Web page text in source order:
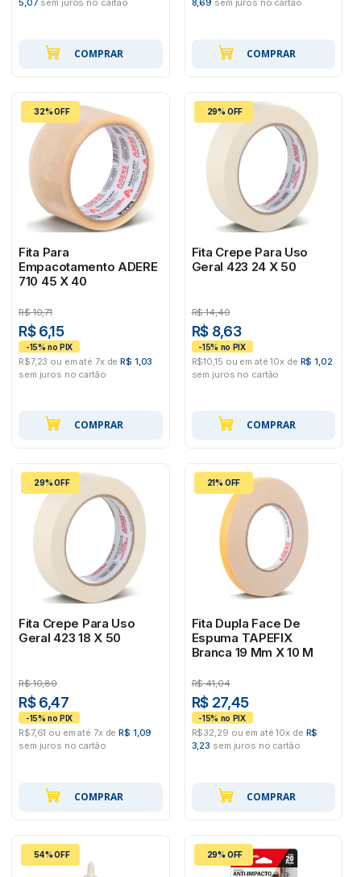
5,07 sem juros no cartão
COMPRAR
8,69 sem juros no cartão
COMPRAR
32% OFF
Fita Para
Empacotamento ADERE
710 45 X 40
R$ 10,71
R$ 6,15
R$7,23 ou em até 7x deR$ 1,03
sem juros no cartão
COMPRAR
29% OFF
Fita Crepe Para Uso
Geral 423 24 X 50
R$ 14,40
R$ 8,63
R$10,15 ou em até 10x de R$ 1,02
sem juros no cartão
COMPRAR
29% OFF
Fita Crepe Para Uso
Geral 423 18 X 50
R$ 10,80
R$ 6,47
R$7,61 ou em até 7x deR$ 1,09
sem juros no cartão
COMPRAR
21% OFF
Fita Dupla Face De
Espuma TAPEFIX
Branca 19 Mm X 10 M
R$ 41,04
R$ 27,45
R$32,29 ou em até 10x de R$
3,23 sem juros no cartão
COMPRAR
54% OFF 29% OFF